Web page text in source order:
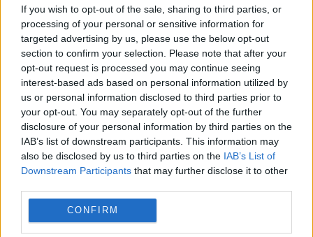
If you wish to opt-out of the sale, sharing to third parties, or
processing of your personal or sensitive information for
targeted advertising by us, please use the below opt-out
section to confirm your selection. Please note that after your
opt-out request is processed you may continue seeing
interest-based ads based on personal information utilized by
us or personal information disclosed to third parties prior to
your opt-out. You may separately opt-out of the further
disclosure of your personal information by third parties on the
IAB’s list of downstream participants. This information may
also be disclosed by us to third parties on the IAB’s List of
Downstream Participants that may further disclose it to other
CONFIRM
de urgență pentru energie și susține
menținerea centralelor pe cărbune. Critici la
adresa lui Bolojan